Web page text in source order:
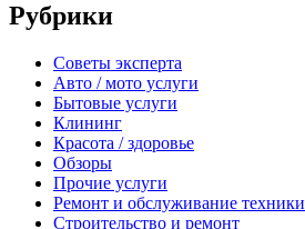
Рубрики
Советы эксперта
Авто / мото услуги
Бытовые услуги
Клининг
Красота / здоровье
Обзоры
Прочие услуги
Ремонт и обслуживание техники
Строительство и ремонт